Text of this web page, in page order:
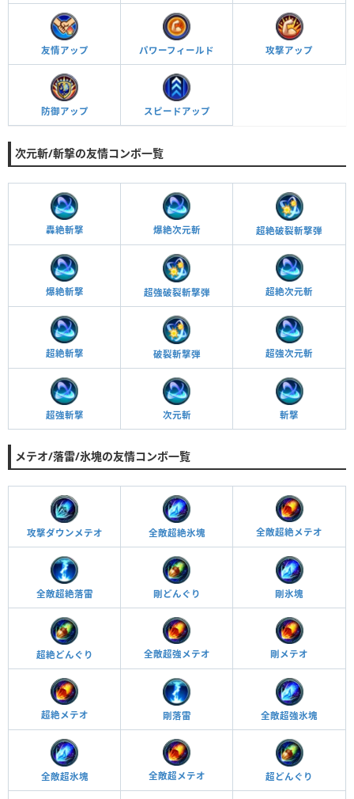
友情アップ パワーフィールド 攻撃アップ
防御アップ スピードアップ
次元斬/斬撃の友情コンボ一覧
轟絶斬撃 爆絶次元斬 超絶破裂斬撃弾
爆絶斬撃 超強破裂斬撃弾 超絶次元斬
超絶斬撃 破裂斬撃弾 超強次元斬
超強斬撃 次元斬 斬撃
メテオ/落雷/氷塊の友情コンボ一覧
攻撃ダウンメテオ 全敵超絶氷塊 全敵超絶メテオ
全敵超絶落雷 剛どんぐり 剛氷塊
超絶どんぐり 全敵超強メテオ 剛メテオ
超絶メテオ 剛落雷 全敵超強氷塊
全敵超氷塊 全敵超メテオ 超どんぐり